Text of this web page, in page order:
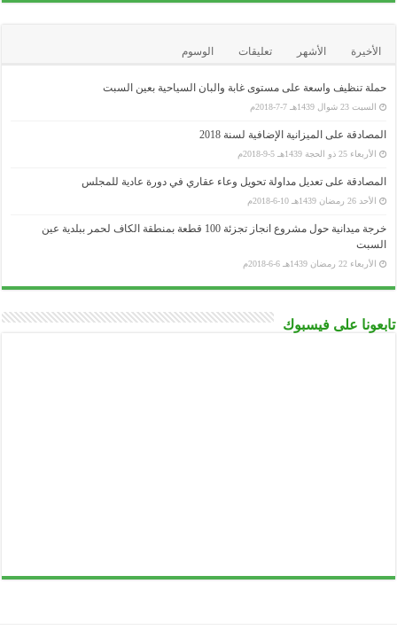
الأخيرة الأشهر تعليقات الوسوم
حملة تنظيف واسعة على مستوى غابة والبان السياحية بعين السبت
السبت 23 شوال 1439هـ 7-7-2018م
المصادقة على الميزانية الإضافية لسنة 2018
الأربعاء 25 ذو الحجة 1439هـ 5-9-2018م
المصادقة على تعديل مداولة تحويل وعاء عقاري في دورة عادية للمجلس
الأحد 26 رمضان 1439هـ 10-6-2018م
خرجة ميدانية حول مشروع انجاز تجزئة 100 قطعة بمنطقة الكاف لحمر ببلدية عين
السبت
الأربعاء 22 رمضان 1439هـ 6-6-2018م
تابعونا على فيسبوك